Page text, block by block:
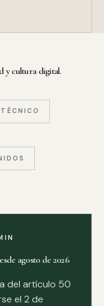
y cultura digital.
agosto de 2026
del artículo 50
el 2 de